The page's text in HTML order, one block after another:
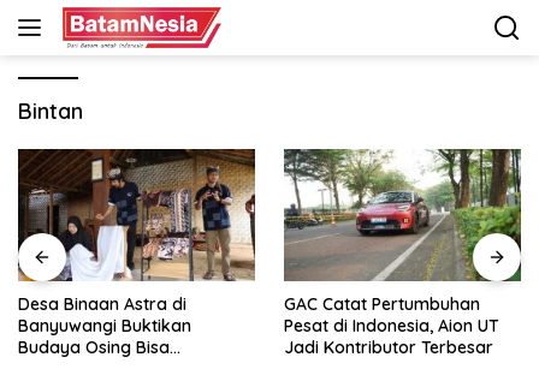
Langsung
Bintan
Desa Binaan Astra di
Banyuwangi Buktikan
Budaya Osing Bisa
GAC Catat Pertumbuhan
Pesat di Indonesia, Aion UT
Jadi Kontributor Terbesar